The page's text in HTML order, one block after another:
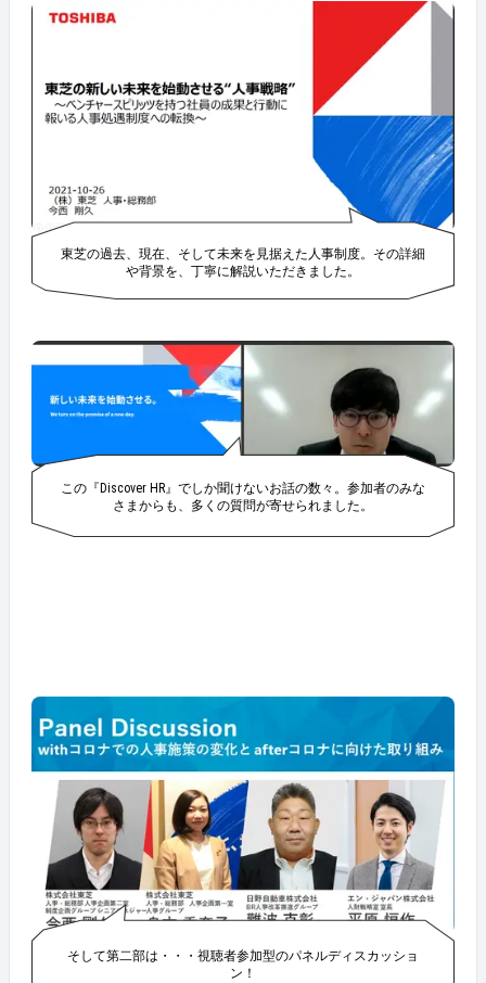
東芝の過去、現在、そして未来を見据えた人事制度。その詳細
や背景を、丁寧に解説いただきました。
この『Discover HR』でしか聞けないお話の数々。参加者のみな
さまからも、多くの質問が寄せられました。
そして第二部は・・・視聴者参加型のパネルディスカッショ
ン！